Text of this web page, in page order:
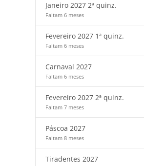
Janeiro 2027 2ª quinz.
Faltam 6 meses
Fevereiro 2027 1ª quinz.
Faltam 6 meses
Carnaval 2027
Faltam 6 meses
Fevereiro 2027 2ª quinz.
Faltam 7 meses
Páscoa 2027
Faltam 8 meses
Tiradentes 2027